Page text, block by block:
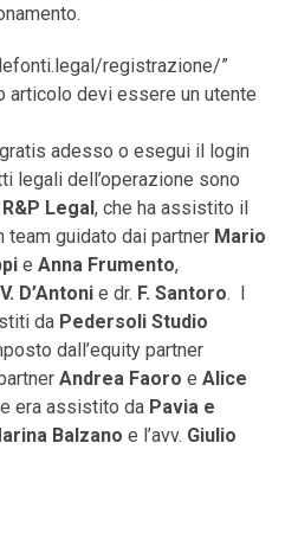
registrazione/”
articolo devi essere un utente
adesso o esegui il login
legali dell’operazione sono
R&P Legal, che ha assistito il
team guidato dai partner Mario
e Anna Frumento,
V. D’Antoni e dr. F. Santoro. I
da Pedersoli Studio
dall’equity partner
Andrea Faoro e Alice
era assistito da Pavia e
Balzano e l’avv. Giulio